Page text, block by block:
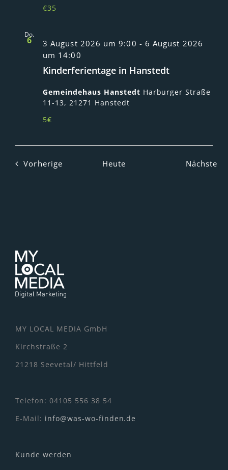
€35
Do.
6 3 August 2026 um 9:00 - 6 August 2026
um 14:00
Kinderferientage in Hanstedt
Gemeindehaus Hanstedt Harburger Straße
11-13, 21271 Hanstedt
5€
Vorherige Veranstaltungen
Heute Nächste
MY LOCAL MEDIA GmbH
Kirchstraße 2
21218 Seevetal/ Hittfeld
Telefon: 04105 556 38 54
E-Mail: info@was-wo-finden.de
Kunde werden